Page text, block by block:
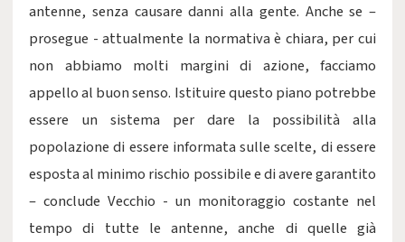
antenne, senza causare danni alla gente. Anche se –
prosegue - attualmente la normativa è chiara, per cui
non abbiamo molti margini di azione, facciamo
appello al buon senso. Istituire questo piano potrebbe
essere un sistema per dare la possibilità alla
popolazione di essere informata sulle scelte, di essere
esposta al minimo rischio possibile e di avere garantito
– conclude Vecchio - un monitoraggio costante nel
tempo di tutte le antenne, anche di quelle già